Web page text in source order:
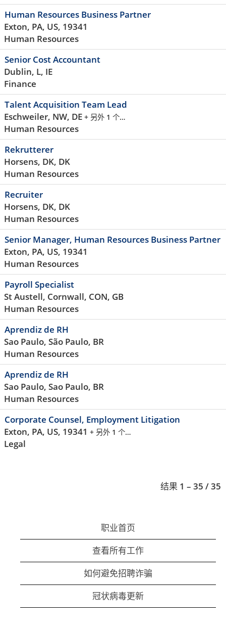
Human Resources Business Partner
Exton, PA, US, 19341
Human Resources
Senior Cost Accountant
Dublin, L, IE
Finance
Talent Acquisition Team Lead
Eschweiler, NW, DE + 另外 1 个…
Human Resources
Rekrutterer
Horsens, DK, DK
Human Resources
Recruiter
Horsens, DK, DK
Human Resources
Senior Manager, Human Resources Business Partner
Exton, PA, US, 19341
Human Resources
Payroll Specialist
St Austell, Cornwall, CON, GB
Human Resources
Aprendiz de RH
Sao Paulo, São Paulo, BR
Human Resources
Aprendiz de RH
Sao Paulo, Sao Paulo, BR
Human Resources
Corporate Counsel, Employment Litigation
Exton, PA, US, 19341 + 另外 1 个…
Legal
结果 1 – 35 /35
职业首页
查看所有工作
如何避免招聘诈骗
冠状病毒更新